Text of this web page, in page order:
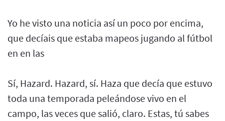
Yo he visto una noticia así un poco por encima,
que decíais que estaba mapeos jugando al fútbol
en en las
Sí, Hazard. Hazard, sí. Haza que decía que estuvo
toda una temporada peleándose vivo en el
campo, las veces que salió, claro. Estas, tú sabes